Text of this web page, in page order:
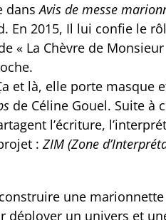
dansAvis de messe
En 2015, Il lui confie le
« La Chèvre de Monsieur
et là, elle porte masque
de Céline Gouel. Suite à
l’écriture,
: ZIM (Zone
une
déployer un univers et